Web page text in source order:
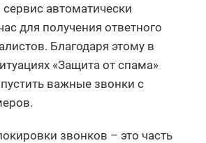
автоматически
для получения ответного
Благодаря этому в
«Защита от спама»
важные звонки с
звонков – это часть